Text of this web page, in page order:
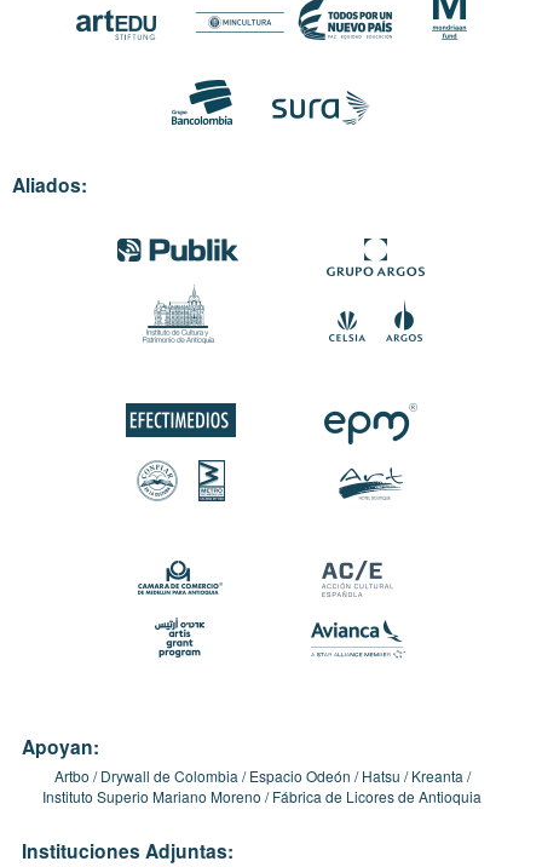
Aliados:
Apoyan:
Artbo Drywall de Colombia Espacio Odeón Hatsu
Kreanta
Instituto Superio Mariano Moreno
Fábrica de Licores de Antioquia
Instituciones Adjuntas: